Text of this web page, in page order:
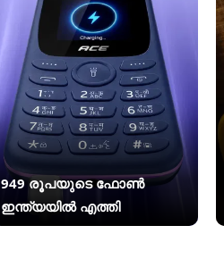
949 രൂപയുടെ ഫോൺ
ഇന്ത്യയിൽ എത്തി